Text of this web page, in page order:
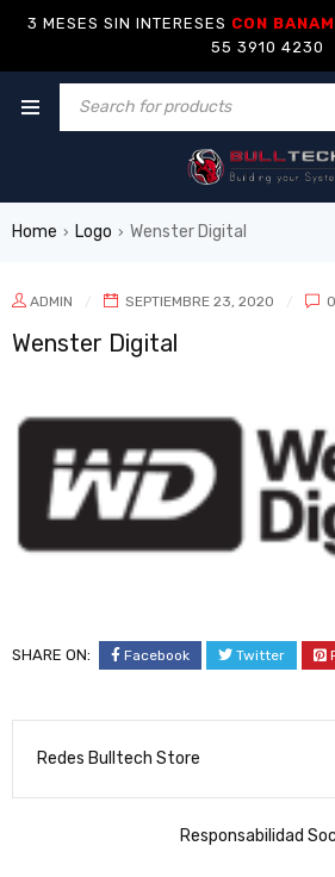
3 MESES SIN INTERESES CON
55 3910 4230
Home › Logo › Wenster Digital
ADMIN SEPTIEMBRE 23, 2020 0
Wenster Digital
SHARE ON: Facebook Twitter
Redes Bulltech Store
Responsabilidad